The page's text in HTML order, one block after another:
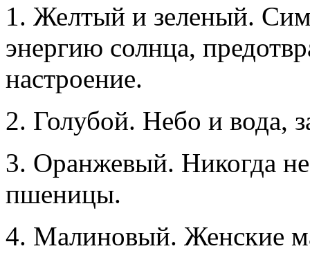
1. Желтый и зеленый.
энергию солнца,
настроение.
2. Голубой. Небо и вода,
3. Оранжевый. Никогда
пшеницы.
4. Малиновый. Женские